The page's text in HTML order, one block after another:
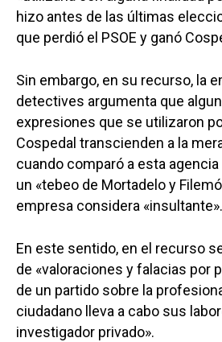
hizo antes de las últimas
que perdió el PSOE y ganó
Sin embargo, en su recurso, la
detectives argumenta que
expresiones que se utilizaron
Cospedal transcienden a la
cuando comparó a esta
un «tebeo de Mortadelo y
empresa considera «insultante».
En este sentido, en el recurso
de «valoraciones y falacias por
de un partido sobre la
ciudadano lleva a cabo sus
investigador privado».